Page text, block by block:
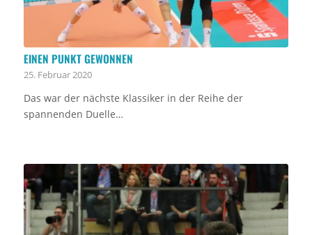
EINEN PUNKT GEWONNEN
25. Februar 2020
Das war der nächste Klassiker in der Reihe der
spannenden Duelle…